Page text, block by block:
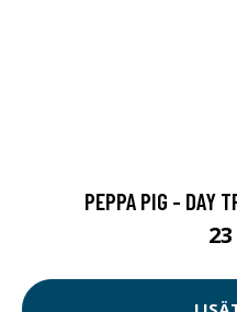
PEPPA PIG - DAY